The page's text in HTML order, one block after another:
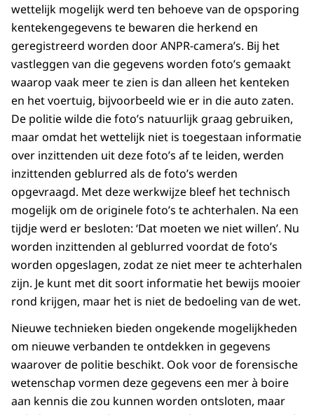
wettelijk mogelijk werd ten behoeve van de opsporing
kentekengegevens te bewaren die herkend en
geregistreerd worden door ANPR-camera’s. Bij het
vastleggen van die gegevens worden foto’s gemaakt
waarop vaak meer te zien is dan alleen het kenteken
en het voertuig, bijvoorbeeld wie er in die auto zaten.
De politie wilde die foto’s natuurlijk graag gebruiken,
maar omdat het wettelijk niet is toegestaan informatie
over inzittenden uit deze foto’s af te leiden, werden
inzittenden geblurred als de foto’s werden
opgevraagd. Met deze werkwijze bleef het technisch
mogelijk om de originele foto’s te achterhalen. Na een
tijdje werd er besloten: ‘Dat moeten we niet willen’. Nu
worden inzittenden al geblurred voordat de foto’s
worden opgeslagen, zodat ze niet meer te achterhalen
zijn. Je kunt met dit soort informatie het bewijs mooier
rond krijgen, maar het is niet de bedoeling van de wet.
Nieuwe technieken bieden ongekende mogelijkheden
om nieuwe verbanden te ontdekken in gegevens
waarover de politie beschikt. Ook voor de forensische
wetenschap vormen deze gegevens een mer à boire
aan kennis die zou kunnen worden ontsloten, maar